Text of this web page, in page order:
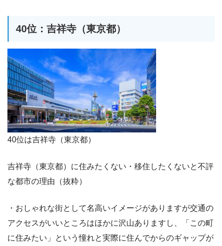
40位：吉祥寺（東京都）
40位は吉祥寺（東京都）
吉祥寺（東京都）に住みたくない・移住したくないと不評
な都市の理由（抜粋）
・おしゃれな街として名高いイメージがありますが交通の
アクセスがいいところはほかに沢山ありますし、「この町
に住みたい」という憧れと実際に住んでからのギャップが